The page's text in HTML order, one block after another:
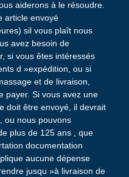
aiderons à le résoudre.
article envoyé
sil vous plaît nous
avez besoin de
si vous êtes intéressés
d »expédition, ou si
et de livraison,
payer. Si vous avez une
doit être envoyé, il devrait
ou nous pouvons
plus de 125 ans , que
documentation
aucune dépense
jusqu »à livraison de